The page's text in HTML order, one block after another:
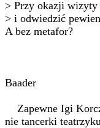
> Przy okazji wizyty
> i odwiedzić
A bez metafor?
Baader
Zapewne Igi
nie tancerki